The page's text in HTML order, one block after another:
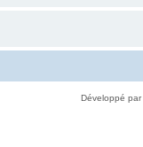
Développé par